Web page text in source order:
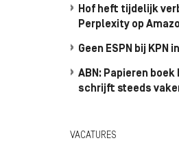
Hof heft tijdelijk
Perplexity op
Geen ESPN bij KPN
ABN: Papieren
schrijft steeds
VACATURES